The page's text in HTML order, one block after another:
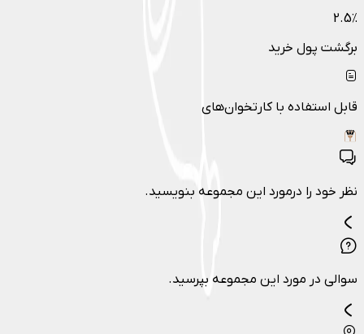
2.5٪
برگشت پول خرید
قابل استفاده با کارتخوان‌های
نظر خود را درمورد این مجموعه بنویسید.
سوالی در مورد این مجموعه بپرسید.